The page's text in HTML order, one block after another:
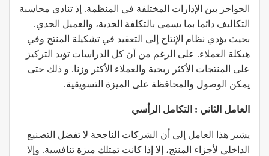
الحواجز بين الإدارات المختلفة في المنظمة. إذ تنادي محاسبة
التكاليف دائما بما يسمى بالتكلفة الحدية، والعميل الحدي.
بحيث يؤدي نظام الإنتاج إلى التعقيد في تشكيلة المنتج وفي
هيكلة العملاء. على الرغم من أن كل الدراسات تؤيد التركيز
على المنتجات الأكثر ربحية والعملاء الأكثر وزنا. و ذلك حتى
يمكن الوصول والمحافظة على الميزة التسويقية.
العامل الثاني : التكامل الرأسي
يشير هذا العامل إلى أن الشركات الناجحة لا تفضل التصنيع
الداخلي لأجزاء المنتج، إلا إذا كانت تمتلك ميزة تنافسية. وإلا